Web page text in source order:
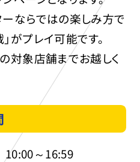
ならではの楽しみ方で
がプレイ可能です。
対象店舗までお越しく
10:00～16:59